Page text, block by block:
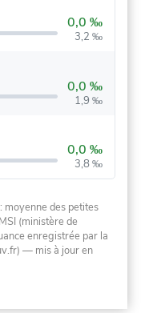
0,0 ‰
3,2 ‰
0,0 ‰
1,9 ‰
0,0 ‰
3,8 ‰
moyenne des petites
(ministère de
enregistrée par la
— mis à jour en